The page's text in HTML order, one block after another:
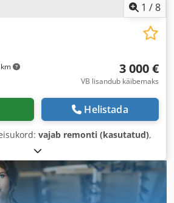
1 /8
3 000 €
VB lisandub käibemaks
Helistada
vajab remonti (kasutatud),